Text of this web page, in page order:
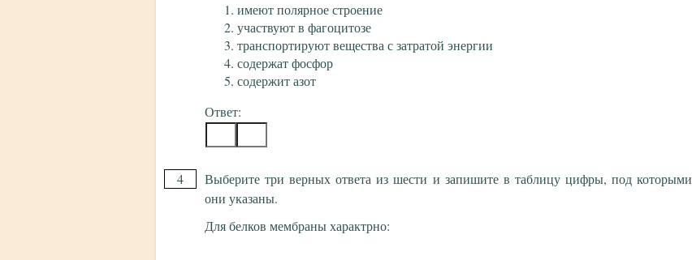
имеют полярное строение
участвуют в фагоцитозе
транспортируют вещества с затратой энергии
содержат фосфор
содержит азот
Ответ:
4
Выберите три верных ответа из шести и запишите в таблицу цифры, под которыми
они указаны.
Для белков мембраны характрно: